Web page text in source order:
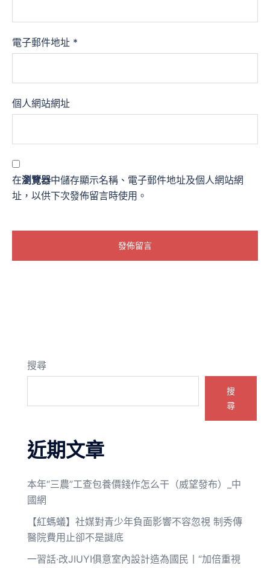
電子郵件地址 *
個人網站網址
在瀏覽器中儲存顯示名稱、電子郵件地址及個人網站網
址，以供下次發佈留言時使用。
搜尋
搜
尋
近期文章
本年“三農”工查包養價錢作怎么干（威望發布）_中
國網
【紅螞蟻】社媒對青少年負面影響不容忽視 制秀傳
醫院費用止卻不是謎底
一習話·改JIUYI俱意室內設計造為國民丨“加倍重視